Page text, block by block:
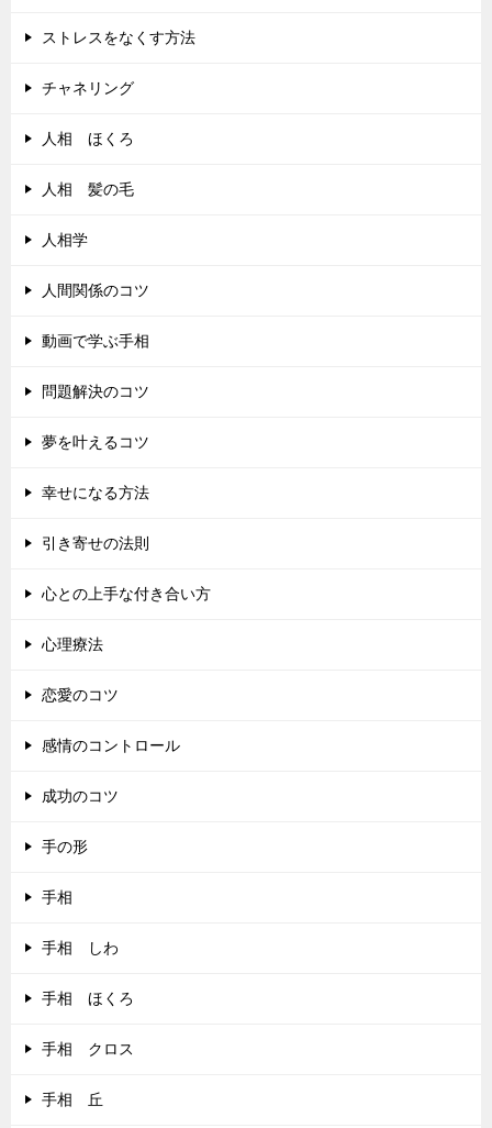
ストレスをなくす方法
チャネリング
人相 ほくろ
人相 髪の毛
人相学
人間関係のコツ
動画で学ぶ手相
問題解決のコツ
夢を叶えるコツ
幸せになる方法
引き寄せの法則
心との上手な付き合い方
心理療法
恋愛のコツ
感情のコントロール
成功のコツ
手の形
手相
手相 しわ
手相 ほくろ
手相 クロス
手相 丘